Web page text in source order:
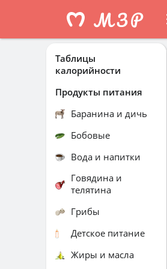
Таблицы
калорийности
Продукты питания
Баранина и дичь
Бобовые
Вода и напитки
Говядина и
телятина
Грибы
Детское питание
Жиры и масла